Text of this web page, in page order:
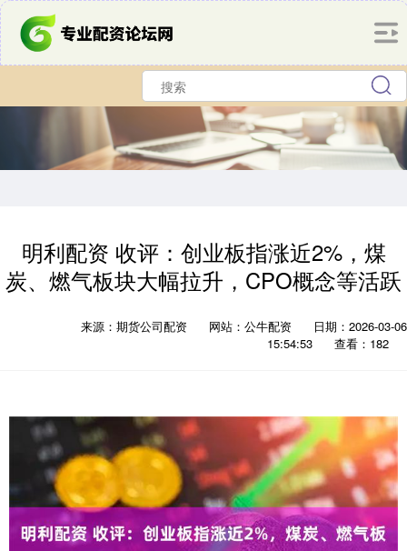
明利配资 收评：创业板指涨近2%，煤
炭、燃气板块大幅拉升，CPO概念等活跃
来源：期货公司配资 网站：公牛配资
日期：2026-03-06
15:54:53
查看：182